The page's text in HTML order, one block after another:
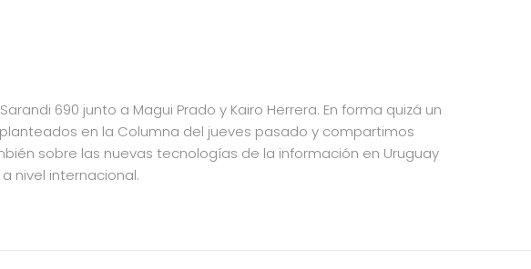
690 junto a Magui Prado y Kairo Herrera. En forma quizá un
en la Columna del jueves pasado y compartimos
sobre las nuevas tecnologías de la información en Uruguay
nivel internacional.